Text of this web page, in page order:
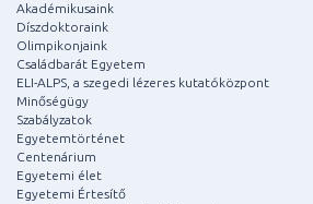
Akadémikusaink
Díszdoktoraink
Olimpikonjaink
Családbarát Egyetem
ELI-ALPS, a szegedi lézeres kutatóközpont
Minőségügy
Szabályzatok
Egyetemtörténet
Centenárium
Egyetemi élet
Egyetemi Értesítő